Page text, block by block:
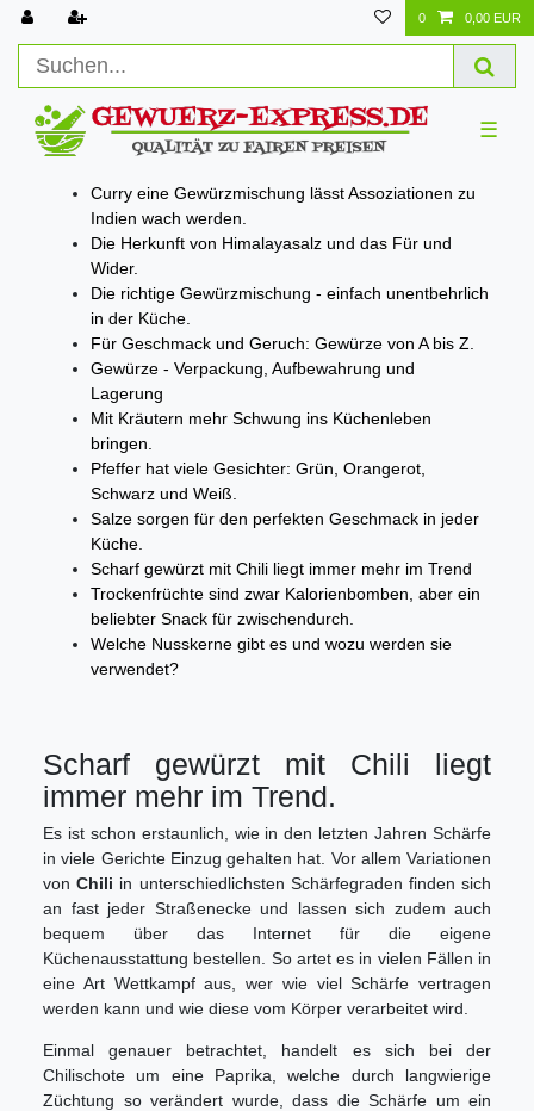
0 0,00 EUR
☰
Curry eine Gewürzmischung lässt Assoziationen zu
Indien wach werden.
Die Herkunft von Himalayasalz und das Für und
Wider.
Die richtige Gewürzmischung - einfach unentbehrlich
in der Küche.
Für Geschmack und Geruch: Gewürze von A bis Z.
Gewürze - Verpackung, Aufbewahrung und
Lagerung
Mit Kräutern mehr Schwung ins Küchenleben
bringen.
Pfeffer hat viele Gesichter: Grün, Orangerot,
Schwarz und Weiß.
Salze sorgen für den perfekten Geschmack in jeder
Küche.
Scharf gewürzt mit Chili liegt immer mehr im Trend
Trockenfrüchte sind zwar Kalorienbomben, aber ein
beliebter Snack für zwischendurch.
Welche Nusskerne gibt es und wozu werden sie
verwendet?
Scharf gewürzt mit Chili liegt
immer mehr im Trend.
Es ist schon erstaunlich, wie in den letzten Jahren Schärfe
in viele Gerichte Einzug gehalten hat. Vor allem Variationen
vonChili in unterschiedlichsten Schärfegraden finden sich
an fast jeder Straßenecke und lassen sich zudem auch
bequem über das Internet für die eigene
Küchenausstattung bestellen. So artet es in vielen Fällen in
eine Art Wettkampf aus, wer wie viel Schärfe vertragen
werden kann und wie diese vom Körper verarbeitet wird.
Einmal genauer betrachtet, handelt es sich bei der
Chilischote um eine Paprika, welche durch langwierige
Züchtung so verändert wurde, dass die Schärfe um ein